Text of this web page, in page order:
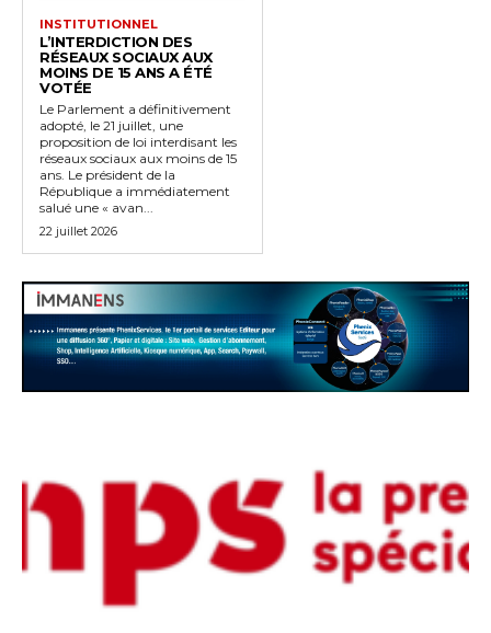
INSTITUTIONNEL
L’INTERDICTION DES
RÉSEAUX SOCIAUX AUX
MOINS DE 15 ANS A ÉTÉ
VOTÉE
Le Parlement a définitivement
adopté, le 21 juillet, une
proposition de loi interdisant les
réseaux sociaux aux moins de 15
ans. Le président de la
République a immédiatement
salué une « avan...
22 juillet 2026